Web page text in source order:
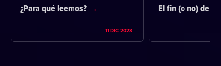
¿Para qué leemos?
11 DIC 2023
El fin (o no) de